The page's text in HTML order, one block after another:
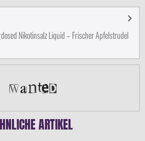
Nikotinsalz Liquid – Frischer Apfelstrudel
ARTIKEL